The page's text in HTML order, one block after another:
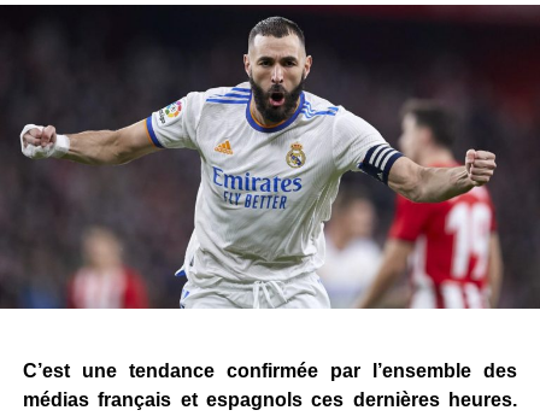
C’est une tendance confirmée par l’ensemble des
médias français et espagnols ces dernières heures.